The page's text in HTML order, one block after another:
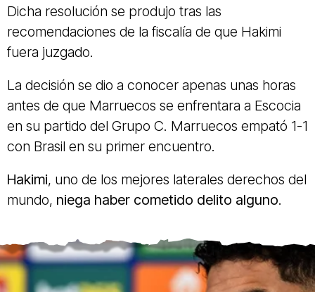
Dicha resolución se produjo tras las
recomendaciones de la fiscalía de que Hakimi
fuera juzgado.
La decisión se dio a conocer apenas unas horas
antes de que Marruecos se enfrentara a Escocia
en su partido del Grupo C. Marruecos empató 1-1
con Brasil en su primer encuentro.
Hakimi, uno de los mejores laterales derechos del
mundo, niega haber cometido delito alguno.